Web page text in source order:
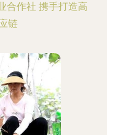
合作社 携手打造高
链